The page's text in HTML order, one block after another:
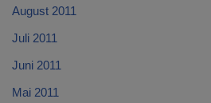
August 2011
Juli 2011
Juni 2011
Mai 2011